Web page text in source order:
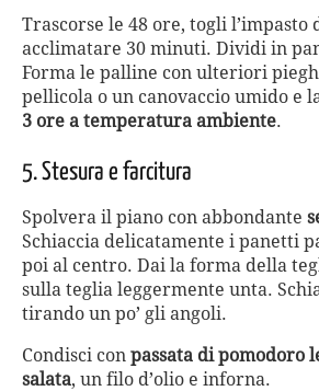
Trascorse le 48 ore, togli l’impasto
acclimatare 30 minuti. Dividi in
Forma le palline con ulteriori
pellicola o un canovaccio umido e
3 ore a temperatura ambiente.
5. Stesura e farcitura
Spolvera il piano con abbondante
Schiaccia delicatamente i panetti
poi al centro. Dai la forma della
sulla teglia leggermente unta.
tirando un po’ gli angoli.
Condisci con passata di pomodoro
salata, un filo d’olio e inforna.